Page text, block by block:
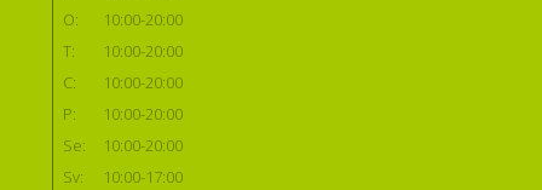
O:
10:00-20:00
T:
10:00-20:00
C:
10:00-20:00
P:
10:00-20:00
Se:
10:00-20:00
Sv:
10:00-17:00